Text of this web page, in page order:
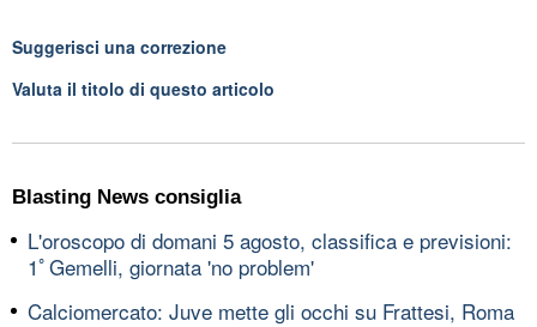
Suggerisci una correzione
Valuta il titolo di questo articolo
Blasting News consiglia
L'oroscopo di domani 5 agosto, classifica e previsioni:
1ﾟGemelli, giornata 'no problem'
Calciomercato: Juve mette gli occhi su Frattesi, Roma